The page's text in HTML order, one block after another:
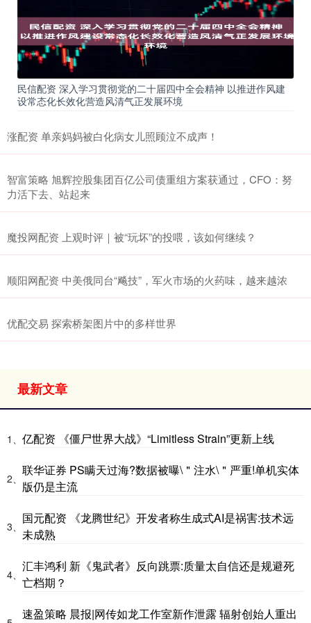
民信配资 深入学习贯彻党的二十届四中全会精神 以推进作风建
设常态化长效化营造风清气正发展环境
涨配资 单亲妈妈被白化病女儿照顾泣不成声！
智富策略 旭辉控股集团百亿公司债重组方案获通过，CFO：努
力活下去、站起来
魔投网配资 上观时评｜被“玩坏”的投喂，该如何继续？
顺阳网配资 中美俄同台“飚技”，军火市场的火药味，越来越浓
优配交易 探索桥架图片中的多样世界
最新文章
1、 亿配资 《僵尸世界大战》“Limitless Strain”更新上线
2、
联华证券 PS瞒天过海?数据被曝\＂注水\＂严重!单机实体
版仍是主流
3、
国元配资 《龙腾世纪》开发者称生成式AI是祸害:技术远
未成熟
4、
汇丰鸿利 新《鬼武者》反向跳票:质量太自信还是规避死
亡档期？
速盈策略 晨报|网传如龙工作室新作泄露 辐射创始人重出